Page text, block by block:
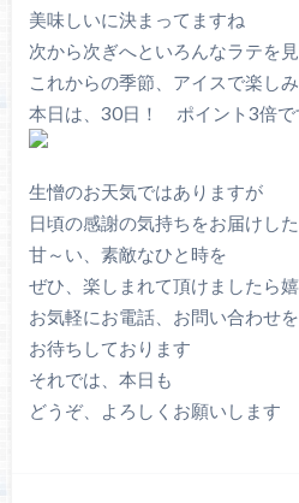
美味しいに決まってますね
次から次ぎへといろんなラテを
これからの季節、アイスで楽し
本日は、30日！ ポイント3倍で
生憎のお天気ではありますが
日頃の感謝の気持ちをお届けし
甘～い、素敵なひと時を
ぜひ、楽しまれて頂けましたら
お気軽にお電話、お問い合わせを
お待ちしております
それでは、本日も
どうぞ、よろしくお願いします